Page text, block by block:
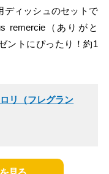
ディッシュのセットで
remercie（ありがと
ントにぴったり！約1
リ（フレグラン